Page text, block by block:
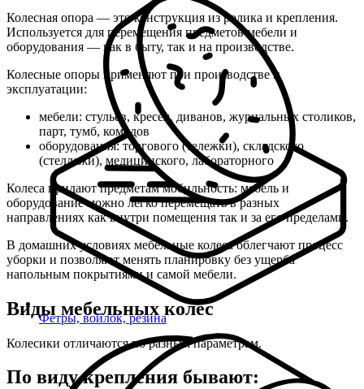
Фетры, войлок, резина
Колесная опора — это конструкция из ролика и крепления.
Используется для перемещения предметов мебели и
оборудования — как в быту, так и на производстве.
Колесные опоры применяют при производстве и
эксплуатации:
мебели: стульев, кресел, диванов, журнальных столиков,
парт, тумб, комодов
оборудования: торгового (тележки), складского
(стеллажи), медицинского, лабораторного
Колеса придают предметам мобильность: мебель и
оборудование можно легко перемещать в разных
направлениях как внутри помещения так и за его пределами.
В домашних условиях мебельные колеса облегчают процесс
уборки и позволяют менять планировку без ущерба
напольным покрытиями и самой мебели.
Виды мебельных колес
Колесики отличаются по разным параметрам.
По виду крепления бывают: